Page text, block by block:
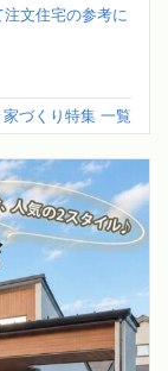
文住宅の参考に
家づくり特集 一覧